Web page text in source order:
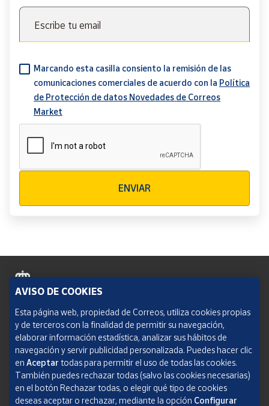
Escribe tu email
Marcando esta casilla consiento la remisión de las
comunicaciones comerciales de acuerdo con la Política
de Protección de datos Novedades de Correos
Market
ENVIAR
Política de cookies
Aviso legal
Condiciones del servicio
Política de Privacidad Web
AVISO DE COOKIES
Esta página web, propiedad de Correos, utiliza cookies propias
y de terceros con la finalidad de permitir su navegación,
elaborar información estadística, analizar sus hábitos de
navegación y servir publicidad personalizada. Puedes hacer clic
en Aceptar todas para permitir el uso de todas las cookies.
También puedes rechazar todas (salvo las cookies necesarias)
en el botón Rechazar todas, o elegir qué tipo de cookies
deseas aceptar o rechazar, mediante la opción Configurar